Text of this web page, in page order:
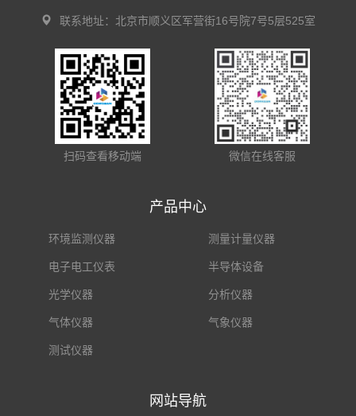
联系地址：北京市顺义区军营街16号院7号5层525室
扫码查看移动端 微信在线客服
产品中心
环境监测仪器 测量计量仪器
电子电工仪表 半导体设备
光学仪器 分析仪器
气体仪器 气象仪器
测试仪器
网站导航